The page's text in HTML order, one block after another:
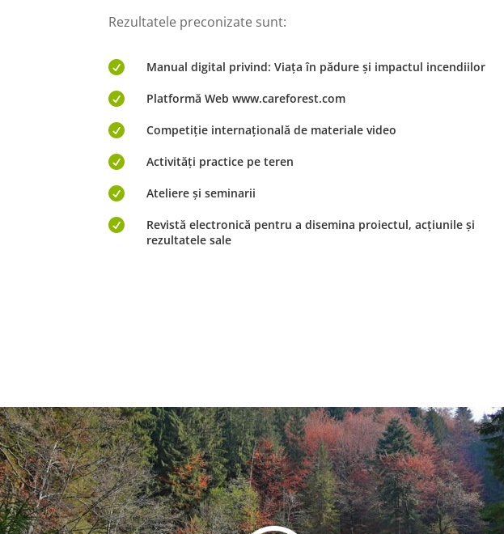
Rezultatele preconizate sunt:
 Manual digital privind: Viața în pădure și impactul incendiilor
 Platformă Web www.careforest.com
 Competiție internațională de materiale video
 Activități practice pe teren
 Ateliere și seminarii

Revistă electronică pentru a disemina proiectul, acțiunile și
rezultatele sale